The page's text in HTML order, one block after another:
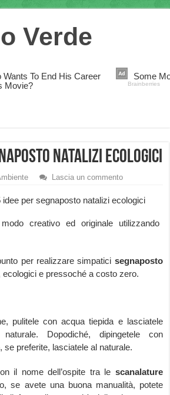
natalizi ecologici
Lascia un commento
creativo ed originale utilizzando
per realizzare simpatici segnaposto
ecologici e pressoché a costo zero.
pulitele con acqua tiepida e lasciatele
Dopodiché, dipingetele con
se preferite, lasciatele al naturale.
il nome dell’ospite tra le scanalature
se avete una buona manualità, potete